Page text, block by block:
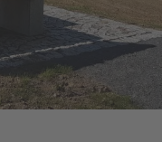
zu
Natur- und
um es